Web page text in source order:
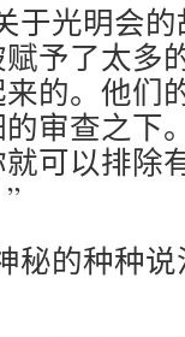
于光明会
予了太多
的。他们
审查之下
可以排除
秘的种种